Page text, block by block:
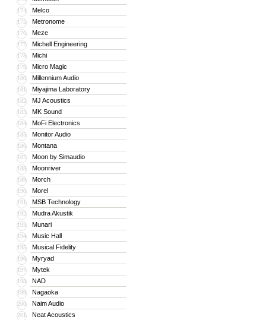
174 Melco
175 Metronome
176 Meze
177 Michell Engineering
178 Michi
179 Micro Magic
180 Millennium Audio
181 Miyajima Laboratory
182 MJ Acoustics
183 MK Sound
184 MoFi Electronics
185 Monitor Audio
186 Montana
187 Moon by Simaudio
188 Moonriver
189 Morch
190 Morel
191 MSB Technology
192 Mudra Akustik
193 Munari
194 Music Hall
195 Musical Fidelity
196 Myryad
197 Mytek
198 NAD
199 Nagaoka
200 Naim Audio
201 Neat Acoustics